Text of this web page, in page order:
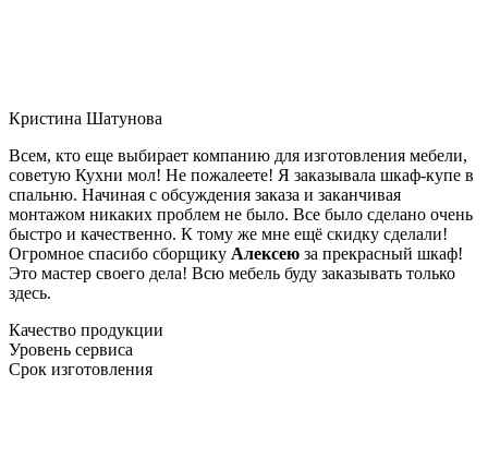
Кристина Шатунова
Всем, кто еще выбирает компанию для изготовления мебели,
советую Кухни мол! Не пожалеете! Я заказывала шкаф-купе в
спальню. Начиная с обсуждения заказа и заканчивая
монтажом никаких проблем не было. Все было сделано очень
быстро и качественно. К тому же мне ещё скидку сделали!
Огромное спасибо сборщику Алексею за прекрасный шкаф!
Это мастер своего дела! Всю мебель буду заказывать только
здесь.
Качество продукции
Уровень сервиса
Срок изготовления